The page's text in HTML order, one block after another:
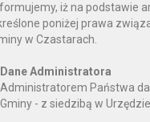
w zakresie ochrony
iż na podstawie
poniżej prawa
w Czastarach.
Dane Administratora
Administratorem Państwa
Gminy - z siedzibą w